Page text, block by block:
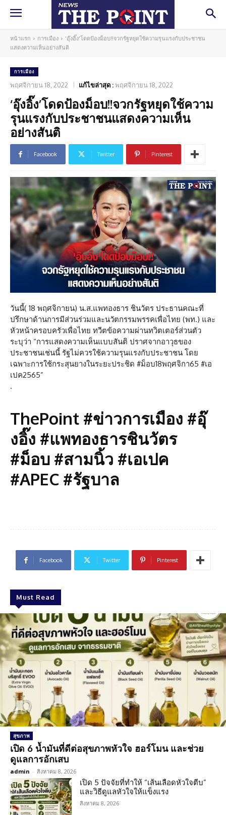
หน้าแรก การเมือง
'อุ๊งอิ๊ง'โดดป้องม็อบ!!จวกรัฐหยุดใช้ความรุนแรงกับประชาชน
แสดงความเห็นอย่างสันติ
การเมือง
พฤศจิกายน 18, 2022 แก้ไขล่าสุด :พฤศจิกายน 18, 2022
‘อุ๊งอิ๊ง’โดดป้องม็อบ!!จวกรัฐหยุดใช้ความ
รุนแรงกับประชาชนแสดงความเห็น
อย่างสันติ
Facebook Twitter Pinterest
วันนี้( 18 พฤศจิกายน) น.ส.แพทองธาร ชินวัตร ประธานคณะที่
ปรึกษาด้านการมีส่วนร่วมและนวัตกรรมพรรคเพื่อไทย (พท.) และ
หัวหน้าครอบครัวเพื่อไทย ทวีตข้อความผ่านทวิตเตอร์ส่วนตัว
ระบุว่า “การแสดงความเห็นแบบสันติ ปราศจากอาวุธของ
ประชาชนเช่นนี้ รัฐไม่ควรใช้ความรุนแรงกับประชาชน โดย
เฉพาะการใช้กระสุนยางในระยะประชิด #ม็อบ18พฤศจิกา65 #เอ
เปค2565”
.
ThePoint #ข่าวการเมือง #อุ๊
งอิ๊ง #แพทองธารชินวัตร
#ม็อบ #สามนิ้ว #เอเปค
#APEC #รัฐบาล
Facebook Twitter Pinterest
Must Read
สุขภาพ
เปิด 6 น้ำมันที่ดีต่อสุขภาพหัวใจ ฮอร์โมน และช่วย
ดูแลการอักเสบ
admin - สิงหาคม 8, 2026
เปิด 5 ปัจจัยที่ทำให้ “เส้นเลือดหัวใจตีบ”
และวิธีดูแลหัวใจให้แข็งแรง
สิงหาคม 8, 2026